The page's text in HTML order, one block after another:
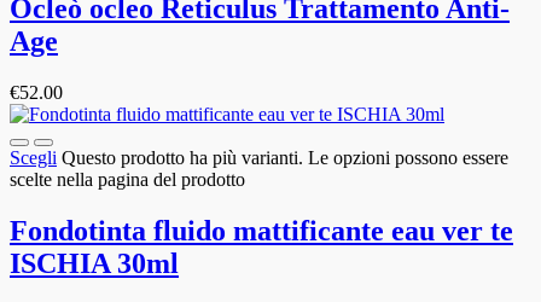
Ocleò ocleo Reticulus Trattamento Anti-
Age
€52.00
Scegli Questo prodotto ha più varianti. Le opzioni possono essere
scelte nella pagina del prodotto
Fondotinta fluido mattificante eau ver te
ISCHIA 30ml